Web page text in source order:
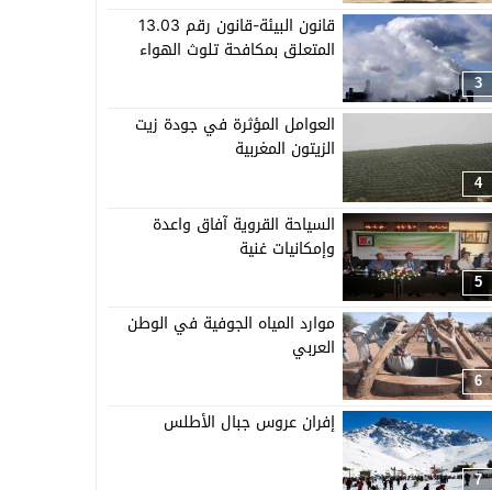
3
قانون البيئة-قانون رقم 13.03
المتعلق بمكافحة تلوث الهواء
4
العوامل المؤثرة في جودة زيت
الزيتون المغربية
5
السياحة القروية آفاق واعدة
وإمكانيات غنية
6
موارد المياه الجوفية في الوطن
العربي
7
إفران عروس جبال الأطلس